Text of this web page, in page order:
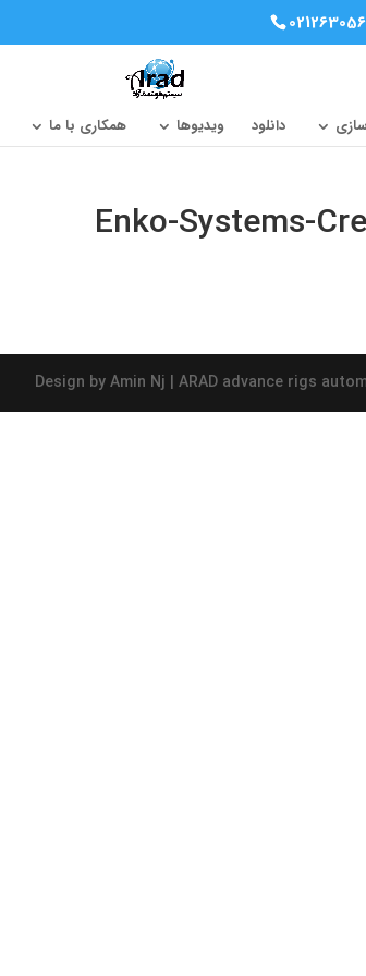
دانلود ویدیوها همکاری با ما
Enko-Systems-